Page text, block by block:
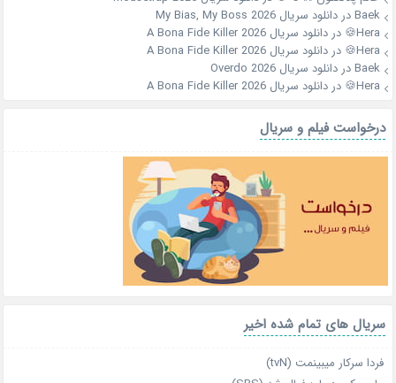
Baekدردانلود سریال My Bias, My Boss 2026
Hera🍪
دردانلود سریال A Bona Fide Killer 2026
Hera🍪
دردانلود سریال A Bona Fide Killer 2026
Baekدردانلود سریال Overdo 2026
Hera🍪
دردانلود سریال A Bona Fide Killer 2026
درخواست فیلم و سریال
سریال های تمام شده اخیر
فردا سرکار میبینمت (tvN)